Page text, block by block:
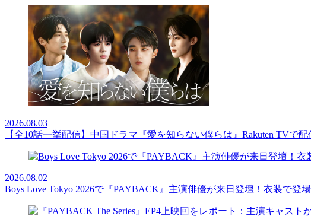
2026.08.03
【全10話一挙配信】中国ドラマ『愛を知らない僕らは』Rakuten TVで配
2026.08.02
Boys Love Tokyo 2026で『PAYBACK』主演俳優が来日登壇！衣装で登